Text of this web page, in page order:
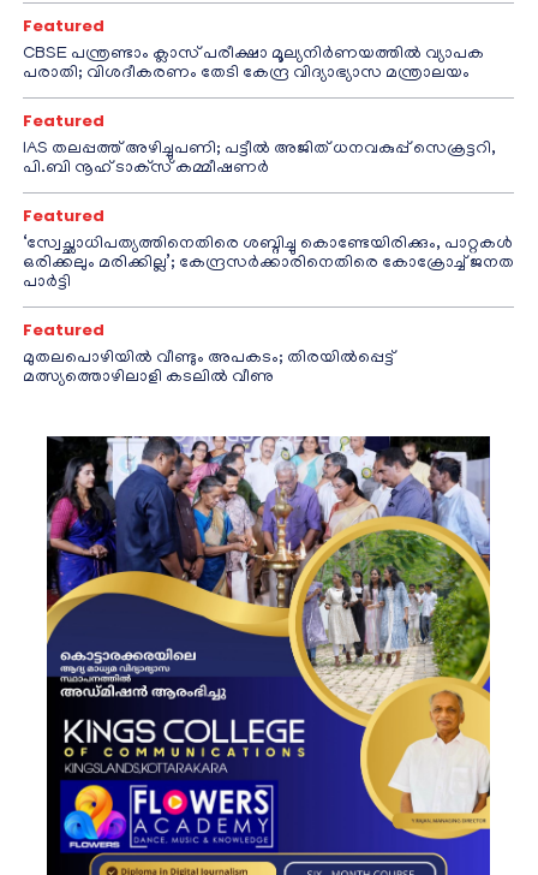
Featured
CBSE പന്ത്രണ്ടാം ക്ലാസ് പരീക്ഷാ മൂല്യനിർണയത്തിൽ വ്യാപക
പരാതി; വിശദീകരണം തേടി കേന്ദ്ര വിദ്യാഭ്യാസ മന്ത്രാലയം
Featured
IAS തലപ്പത്ത് അഴിച്ചുപണി; പട്ടീല്‍ അജിത് ധനവകുപ്പ് സെക്രട്ടറി,
പി.ബി നൂഹ് ടാക്‌സ് കമ്മീഷണര്‍
Featured
‘സ്വേച്ഛാധിപത്യത്തിനെതിരെ ശബ്ദിച്ചു കൊണ്ടേയിരിക്കും, പാറ്റകൾ
ഒരിക്കലും മരിക്കില്ല’; കേന്ദ്രസർക്കാരിനെതിരെ കോക്രോച്ച് ജനത
പാർട്ടി
Featured
മുതലപൊഴിയിൽ വീണ്ടും അപകടം; തിരയിൽപ്പെട്ട്
മത്സ്യത്തൊഴിലാളി കടലിൽ വീണു